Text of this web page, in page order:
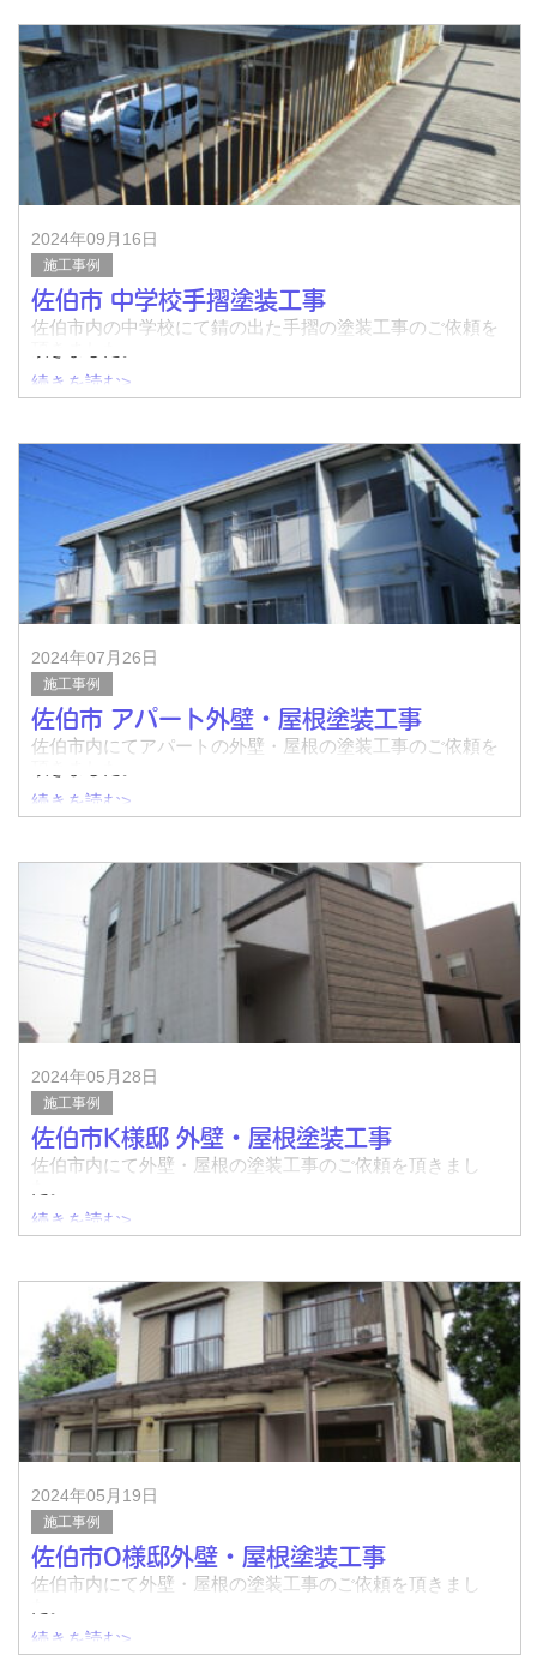
完了↓
着工前↓
2024年09月16日
施工事例
佐伯市 中学校手摺塗装工事
佐伯市内の中学校にて錆の出た手摺の塗装工事のご依頼を
着工前↓
続きを読む>
2024年07月26日
施工事例
佐伯市 アパート外壁・屋根塗装工事
佐伯市内にてアパートの外壁・屋根の塗装工事のご依頼を
着工前↓
続きを読む>
2024年05月28日
施工事例
佐伯市K様邸 外壁・屋根塗装工事
佐伯市内にて外壁・屋根の塗装工事のご依頼を頂きまし
完了↓
着工前↓
続きを読む>
2024年05月19日
施工事例
佐伯市O様邸外壁・屋根塗装工事
佐伯市内にて外壁・屋根の塗装工事のご依頼を頂きまし
続きを読む>